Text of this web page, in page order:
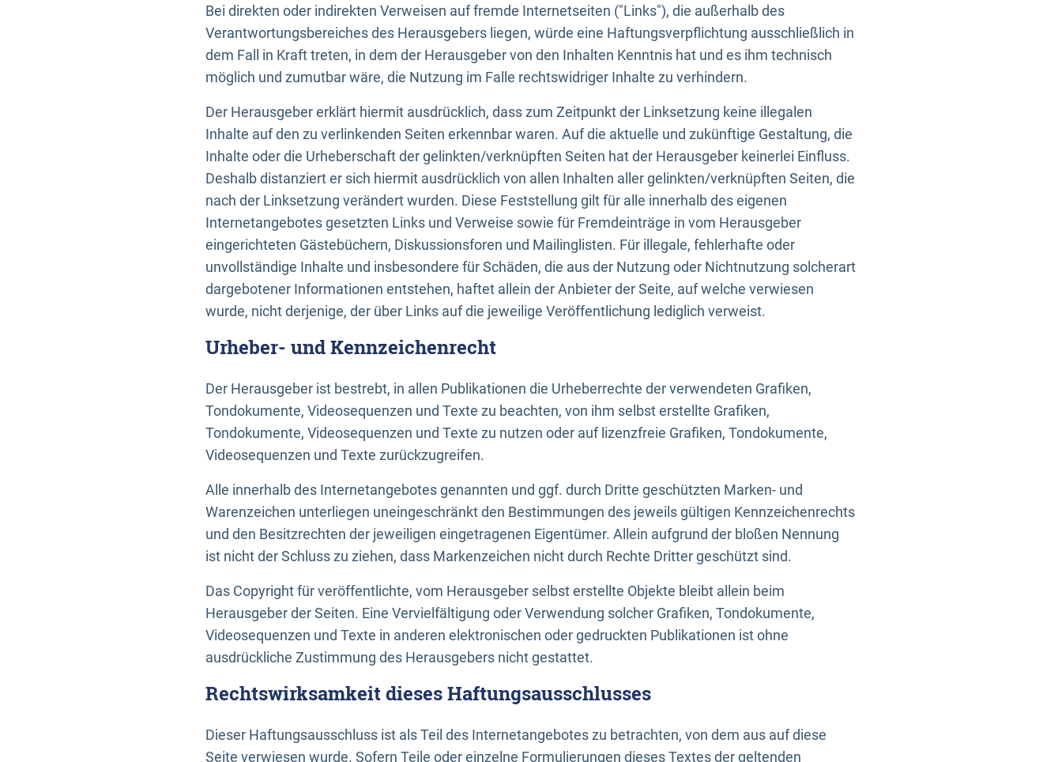
Bei direkten oder indirekten Verweisen auf fremde Internetseiten ("Links"), die außerhalb des
Verantwortungsbereiches des Herausgebers liegen, würde eine Haftungsverpflichtung ausschließlich in
dem Fall in Kraft treten, in dem der Herausgeber von den Inhalten Kenntnis hat und es ihm technisch
möglich und zumutbar wäre, die Nutzung im Falle rechtswidriger Inhalte zu verhindern.
Der Herausgeber erklärt hiermit ausdrücklich, dass zum Zeitpunkt der Linksetzung keine illegalen
Inhalte auf den zu verlinkenden Seiten erkennbar waren. Auf die aktuelle und zukünftige Gestaltung, die
Inhalte oder die Urheberschaft der gelinkten/verknüpften Seiten hat der Herausgeber keinerlei Einfluss.
Deshalb distanziert er sich hiermit ausdrücklich von allen Inhalten aller gelinkten/verknüpften Seiten, die
nach der Linksetzung verändert wurden. Diese Feststellung gilt für alle innerhalb des eigenen
Internetangebotes gesetzten Links und Verweise sowie für Fremdeinträge in vom Herausgeber
eingerichteten Gästebüchern, Diskussionsforen und Mailinglisten. Für illegale, fehlerhafte oder
unvollständige Inhalte und insbesondere für Schäden, die aus der Nutzung oder Nichtnutzung solcherart
dargebotener Informationen entstehen, haftet allein der Anbieter der Seite, auf welche verwiesen
wurde, nicht derjenige, der über Links auf die jeweilige Veröffentlichung lediglich verweist.
Urheber- und Kennzeichenrecht
Der Herausgeber ist bestrebt, in allen Publikationen die Urheberrechte der verwendeten Grafiken,
Tondokumente, Videosequenzen und Texte zu beachten, von ihm selbst erstellte Grafiken,
Tondokumente, Videosequenzen und Texte zu nutzen oder auf lizenzfreie Grafiken, Tondokumente,
Videosequenzen und Texte zurückzugreifen.
Alle innerhalb des Internetangebotes genannten und ggf. durch Dritte geschützten Marken- und
Warenzeichen unterliegen uneingeschränkt den Bestimmungen des jeweils gültigen Kennzeichenrechts
und den Besitzrechten der jeweiligen eingetragenen Eigentümer. Allein aufgrund der bloßen Nennung
ist nicht der Schluss zu ziehen, dass Markenzeichen nicht durch Rechte Dritter geschützt sind.
Das Copyright für veröffentlichte, vom Herausgeber selbst erstellte Objekte bleibt allein beim
Herausgeber der Seiten. Eine Vervielfältigung oder Verwendung solcher Grafiken, Tondokumente,
Videosequenzen und Texte in anderen elektronischen oder gedruckten Publikationen ist ohne
ausdrückliche Zustimmung des Herausgebers nicht gestattet.
Rechtswirksamkeit dieses Haftungsausschlusses
Dieser Haftungsausschluss ist als Teil des Internetangebotes zu betrachten, von dem aus auf diese
Seite verwiesen wurde. Sofern Teile oder einzelne Formulierungen dieses Textes der geltenden